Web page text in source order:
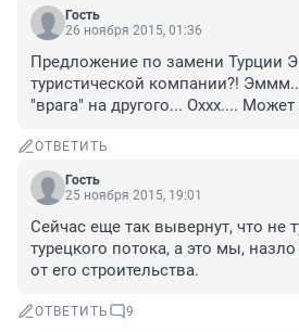
Гость
26 ноября 2015, 01:36
Предложение по замени Турции
туристической компании?!
"врага" на другого... Оххх....
ОТВЕТИТЬ
Гость
25 ноября 2015, 19:01
Сейчас еще так вывернут, что не
турецкого потока, а это мы,
от его строительства.
ОТВЕТИТЬ 9